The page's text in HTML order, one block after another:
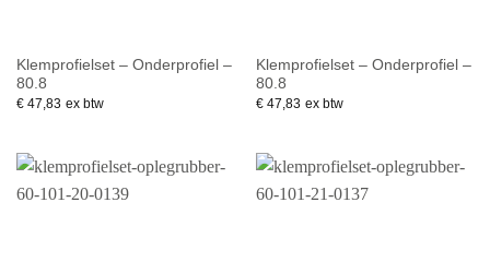
Klemprofielset – Onderprofiel –
80.8
€47,83 ex btw
Klemprofielset – Onderprofiel –
80.8
€47,83 ex btw